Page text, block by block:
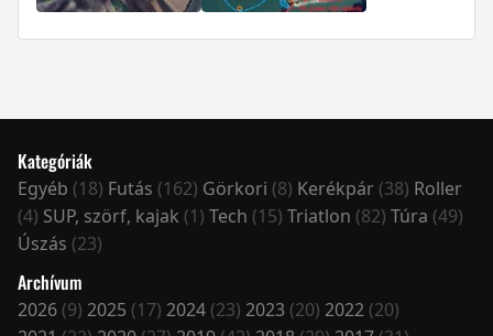
Kategóriák
Egyéb (18) Futás (162) Görkori (8) Kerékpár (38) Roller
(4) SUP, szörf, kajak (1) Tech (15) Triatlon (82) Túra (49)
Úszás (23)
Archívum
2026 (9) 2025 (17) 2024 (23) 2023 (20) 2022 (20)